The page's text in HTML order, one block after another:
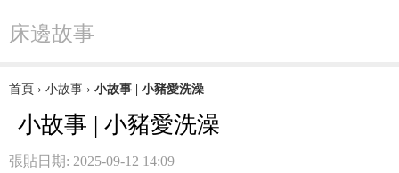
床邊故事
首頁 › 小故事 › 小故事 | 小豬愛洗澡
小故事 | 小豬愛洗澡
張貼日期: 2025-09-12 14:09